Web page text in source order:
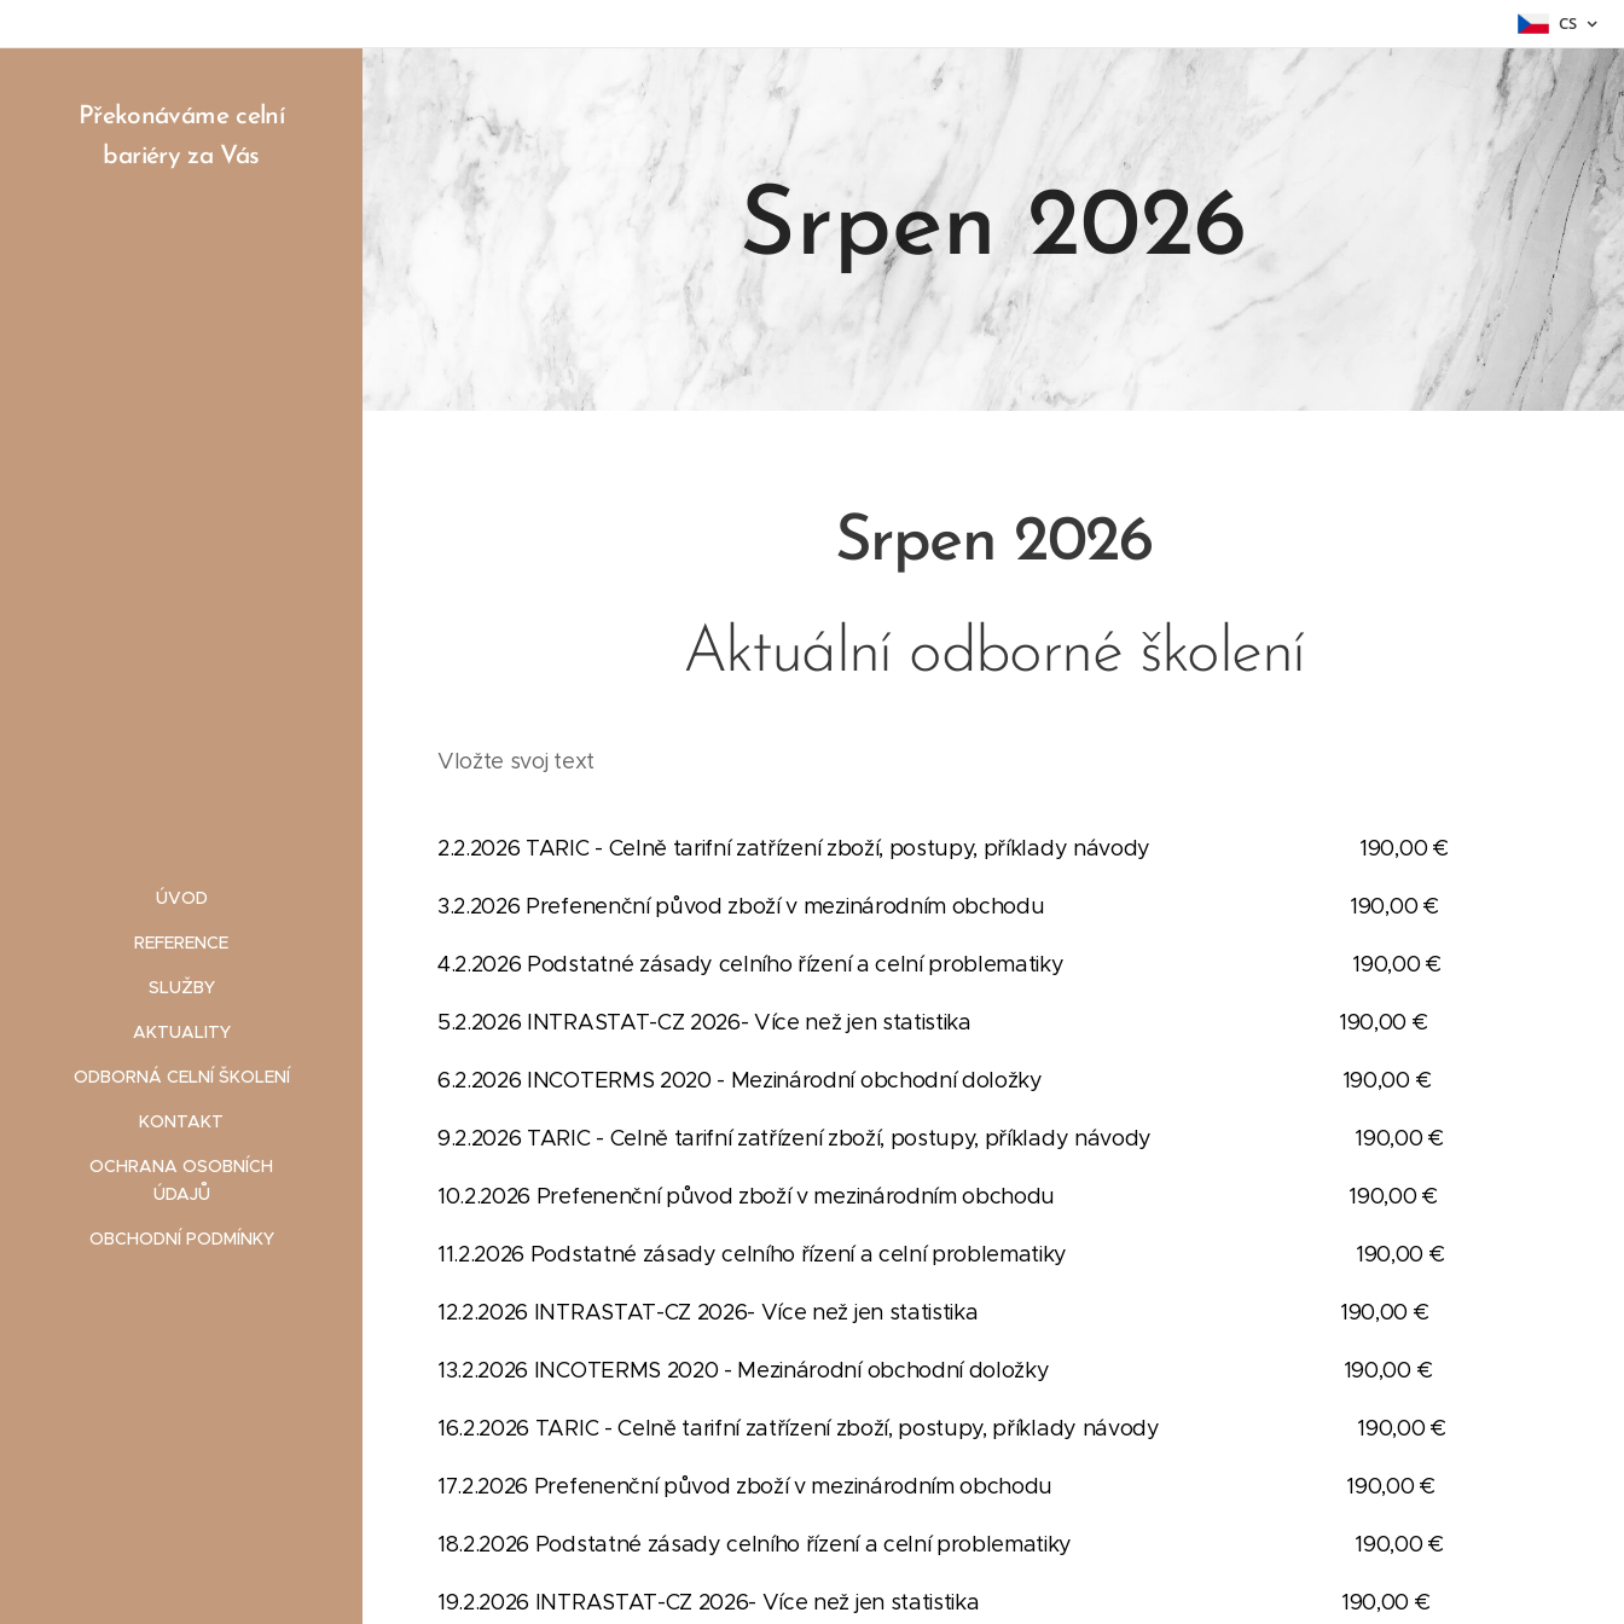
CS
Překonáváme celní
bariéry za Vás
ÚVOD
REFERENCE
SLUŽBY
AKTUALITY
ODBORNÁ CELNÍ ŠKOLENÍ
KONTAKT
OCHRANA OSOBNÍCH
ÚDAJŮ
OBCHODNÍ PODMÍNKY
Srpen 2026
Srpen 2026
Aktuální odborné školení
Vložte svoj text
2.2.2026 TARIC - Celně tarifní zatřízení zboží, postupy, příklady návody 190,00 €
3.2.2026 Prefenenční původ zboží v mezinárodním obchodu 190,00 €
4.2.2026 Podstatné zásady celního řízení a celní problematiky 190,00 €
5.2.2026 INTRASTAT-CZ 2026- Více než jen statistika 190,00 €
6.2.2026 INCOTERMS 2020 - Mezinárodní obchodní doložky 190,00 €
9.2.2026 TARIC - Celně tarifní zatřízení zboží, postupy, příklady návody 190,00 €
10.2.2026 Prefenenční původ zboží v mezinárodním obchodu 190,00 €
11.2.2026 Podstatné zásady celního řízení a celní problematiky 190,00 €
12.2.2026 INTRASTAT-CZ 2026- Více než jen statistika 190,00 €
13.2.2026 INCOTERMS 2020 - Mezinárodní obchodní doložky 190,00 €
16.2.2026 TARIC - Celně tarifní zatřízení zboží, postupy, příklady návody 190,00 €
17.2.2026 Prefenenční původ zboží v mezinárodním obchodu 190,00 €
18.2.2026 Podstatné zásady celního řízení a celní problematiky 190,00 €
19.2.2026 INTRASTAT-CZ 2026- Více než jen statistika 190,00 €